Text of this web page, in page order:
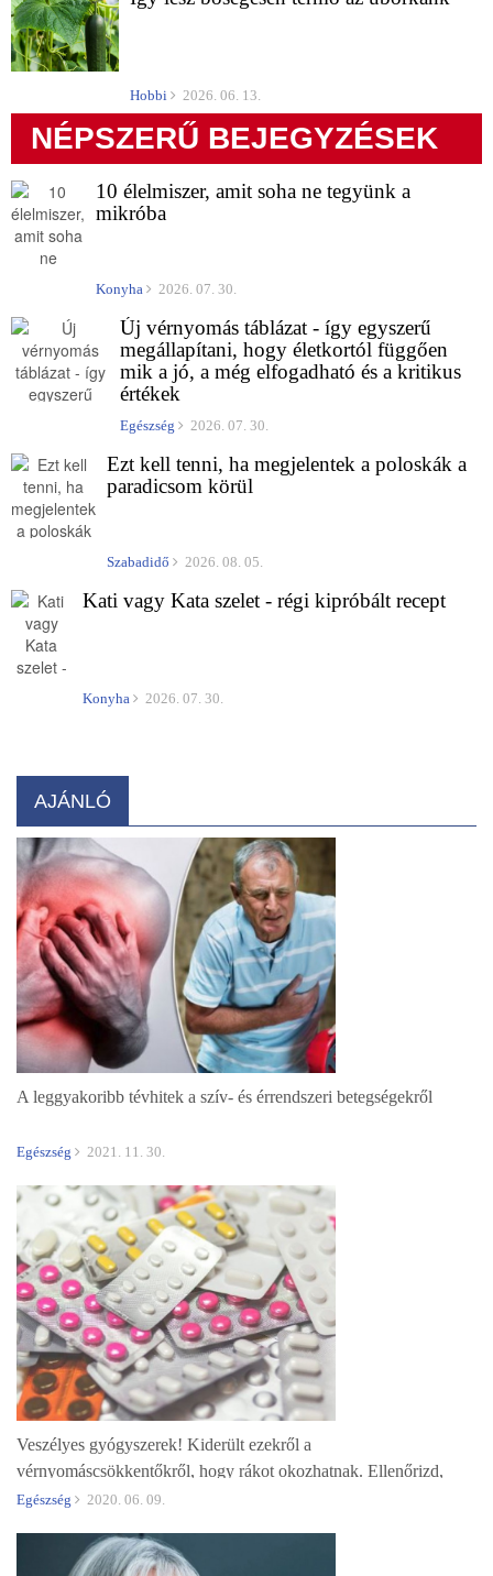
Hobbi 2026. 06. 13.
NÉPSZERŰ BEJEGYZÉSEK
10 élelmiszer, amit soha ne tegyünk a
mikróba
Konyha 2026. 07. 30.
Új vérnyomás táblázat - így egyszerű
megállapítani, hogy életkortól függően
mik a jó, a még elfogadható és a kritikus
értékek
Egészség 2026. 07. 30.
Ezt kell tenni, ha megjelentek a poloskák a
paradicsom körül
Szabadidő 2026. 08. 05.
Kati vagy Kata szelet - régi kipróbált recept
Konyha 2026. 07. 30.
AJÁNLÓ
A leggyakoribb tévhitek a szív- és érrendszeri betegségekről
Egészség 2021. 11. 30.
Veszélyes gyógyszerek! Kiderült ezekről a
vérnyomáscsökkentőkről, hogy rákot okozhatnak. Ellenőrizd,
hogy tartalmazza-e az általad szedett!
Egészség 2020. 06. 09.